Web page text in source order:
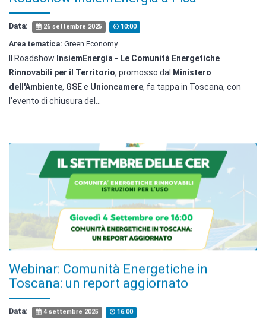
Data: 26 settembre 2025 10:00
Area tematica: Green Economy
Il Roadshow InsiemEnergia - Le Comunità Energetiche
Rinnovabili per il Territorio, promosso dal Ministero
dell'Ambiente, GSEe Unioncamere, fa tappa in Toscana, con
l’evento di chiusura del...
Webinar: Comunità Energetiche in
Toscana: un report aggiornato
Data: 4 settembre 2025 16:00